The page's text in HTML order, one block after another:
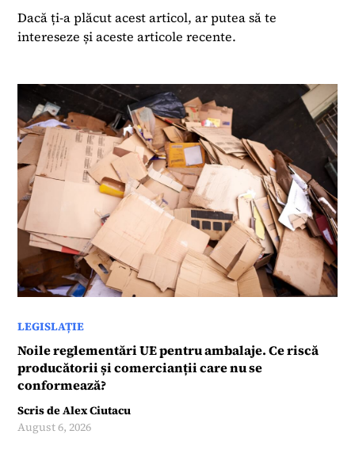
Dacă ți-a plăcut acest articol, ar putea să te
intereseze și aceste articole recente.
LEGISLAȚIE
Noile reglementări UE pentru ambalaje. Ce riscă
producătorii și comercianții care nu se
conformează?
Scris deAlex Ciutacu
August 6, 2026